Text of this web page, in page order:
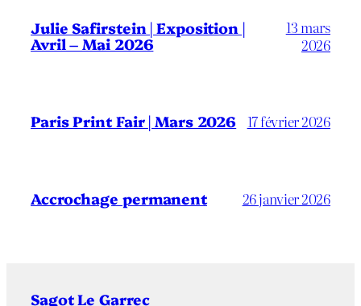
Julie Safirstein | Exposition |
Avril – Mai 2026
13 mars
2026
Paris Print Fair | Mars 2026 17 février 2026
Accrochage permanent 26 janvier 2026
Sagot Le Garrec